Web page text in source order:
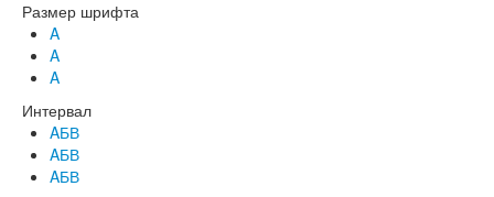
Размер шрифта
A
A
A
Интервал
AБВ
AБВ
AБВ